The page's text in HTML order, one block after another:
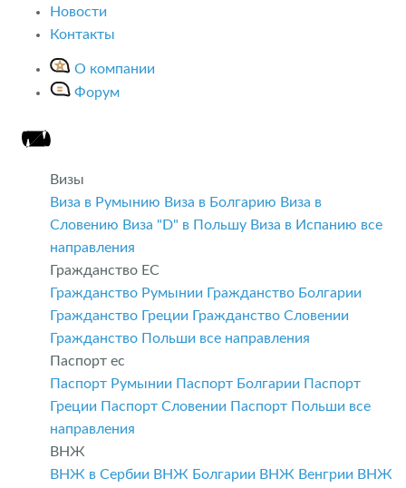
Новости
Контакты
О компании
Форум
Визы
Виза в Румынию Виза в Болгарию Виза в
Словению Виза "D" в Польшу Виза в Испанию все
направления
Гражданство ЕС
Гражданство Румынии Гражданство Болгарии
Гражданство Греции Гражданство Словении
Гражданство Польши все направления
Паспорт ес
Паспорт Румынии Паспорт Болгарии Паспорт
Греции Паспорт Словении Паспорт Польши все
направления
ВНЖ
ВНЖ в Сербии ВНЖ Болгарии ВНЖ Венгрии ВНЖ